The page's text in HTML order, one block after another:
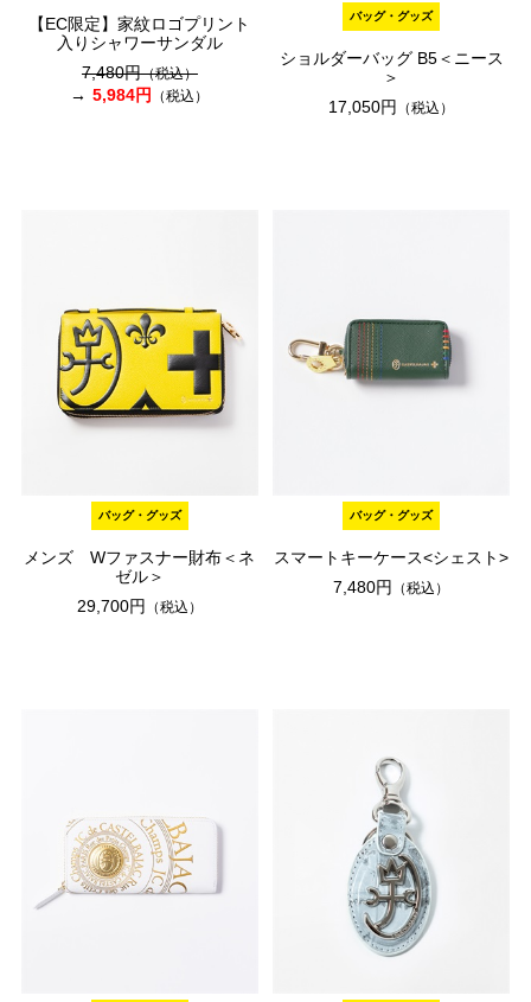
【EC限定】家紋ロゴプリント
入りシャワーサンダル
7,480円（税込）
5,984円 （税込）
バッグ・グッズ
ショルダーバッグ B5＜ニース
＞
17,050円
（税込）
バッグ・グッズ
メンズ Wファスナー財布＜ネ
ゼル＞
29,700円 （税込）
バッグ・グッズ
スマートキーケース<シェスト>
7,480円 （税込）